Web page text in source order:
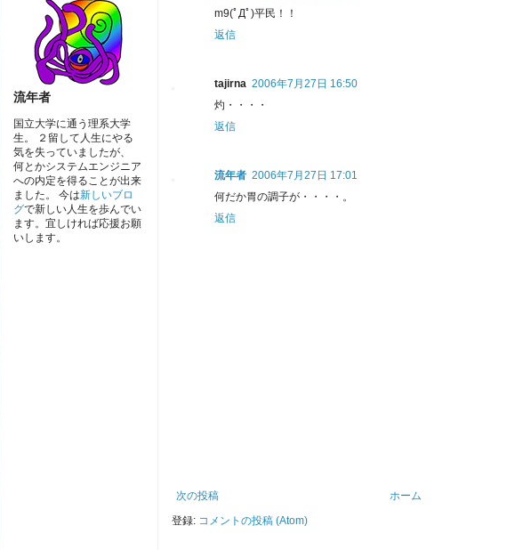
m9(ﾟДﾟ)平民！！
返信
tajirna 2006年7月27日 16:50
灼・・・・
返信
流年者 2006年7月27日 17:01
何だか胃の調子が・・・・。
返信
次の投稿
ホーム
登録: コメントの投稿 (Atom)
流年者
国立大学に通う理系大学
生。 ２留して人生にやる
気を失っていましたが、
何とかシステムエンジニア
への内定を得ることが出来
ました。 今は新しいブロ
グで新しい人生を歩んでい
ます。宜しければ応援お願
いします。